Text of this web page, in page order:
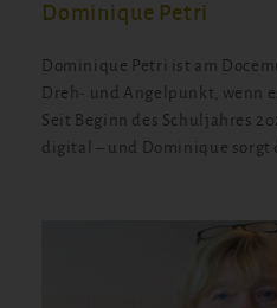
Dominique Petri
Dominique Petri ist am
Dreh- und Angelpunkt, wenn
Seit Beginn des Schuljahres
digital – und Dominique sorgt